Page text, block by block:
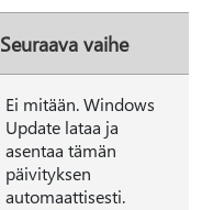
Seuraava vaihe
Ei mitään. Windows
Update lataa ja
asentaa tämän
päivityksen
automaattisesti.